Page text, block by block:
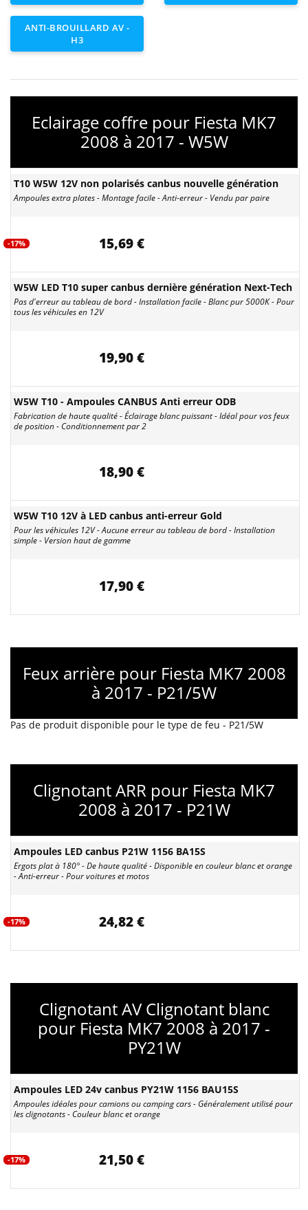
ANTI-BROUILLARD AV -
H3
Eclairage coffre pour Fiesta MK7
2008 à 2017 - W5W
T10 W5W 12V non polarisés canbus nouvelle génération
Ampoules extra plates - Montage facile - Anti-erreur - Vendu par paire
-17% 15,69 €
W5W LED T10 super canbus dernière génération Next-Tech
Pas d'erreur au tableau de bord - Installation facile - Blanc pur 5000K - Pour
tous les véhicules en 12V
19,90 €
W5W T10 - Ampoules CANBUS Anti erreur ODB
Fabrication de haute qualité - Éclairage blanc puissant - Idéal pour vos feux
de position - Conditionnement par 2
18,90 €
W5W T10 12V à LED canbus anti-erreur Gold
Pour les véhicules 12V - Aucune erreur au tableau de bord - Installation
simple - Version haut de gamme
17,90 €
Feux arrière pour Fiesta MK7 2008
à 2017 - P21/5W
Pas de produit disponible pour le type de feu - P21/5W
Clignotant ARR pour Fiesta MK7
2008 à 2017 - P21W
Ampoules LED canbus P21W 1156 BA15S
Ergots plat à 180° - De haute qualité - Disponible en couleur blanc et orange
- Anti-erreur - Pour voitures et motos
-17% 24,82 €
Clignotant AV Clignotant blanc
pour Fiesta MK7 2008 à 2017 -
PY21W
Ampoules LED 24v canbus PY21W 1156 BAU15S
Ampoules idéales pour camions ou camping cars - Généralement utilisé pour
les clignotants - Couleur blanc et orange
-17% 21,50 €